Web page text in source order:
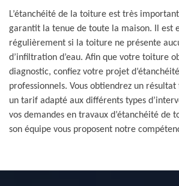
L’étanchéité de la toiture est très
garantit la tenue de toute la maison. Il est
régulièrement si la toiture ne présente
d’infiltration d’eau. Afin que votre toiture
diagnostic, confiez votre projet
professionnels. Vous obtiendrez un
un tarif adapté aux différents types
vos demandes en travaux d’étanchéité de
son équipe vous proposent notre